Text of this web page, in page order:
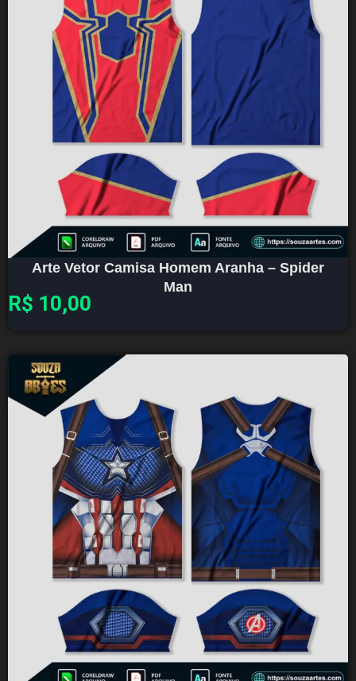
Arte Vetor Camisa Homem Aranha – Spider
Man
R$ 10,00